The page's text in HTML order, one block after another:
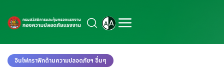
อินโฟกราฟิกด้านความปลอดภัยฯ อื่นๆ